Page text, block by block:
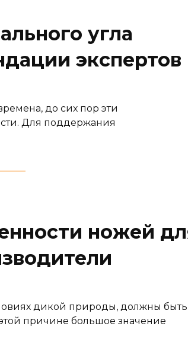
угла
экспертов
до сих пор эти
Для поддержания
ножей
дикой природы, должны быть
причине большое значение